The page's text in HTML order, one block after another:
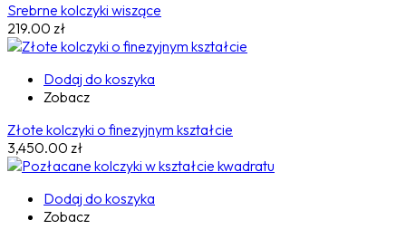
Srebrne kolczyki wiszące
219.00 zł
Dodaj do koszyka
Zobacz
Złote kolczyki o finezyjnym kształcie
3,450.00 zł
Dodaj do koszyka
Zobacz